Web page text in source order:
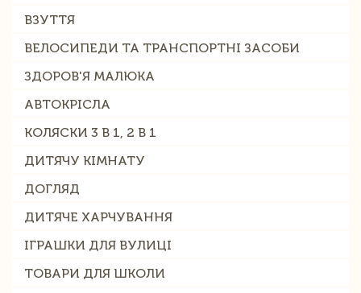
ВЗУТТЯ
ВЕЛОСИПЕДИ ТА ТРАНСПОРТНІ ЗАСОБИ
ЗДОРОВ'Я МАЛЮКА
АВТОКРІСЛА
КОЛЯСКИ 3 В 1, 2 В 1
ДИТЯЧУ КІМНАТУ
ДОГЛЯД
ДИТЯЧЕ ХАРЧУВАННЯ
ІГРАШКИ ДЛЯ ВУЛИЦІ
ТОВАРИ ДЛЯ ШКОЛИ